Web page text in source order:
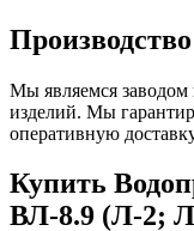
Мы являемся заводом
изделий. Мы
оперативную
Купить
ВЛ-8.9 (Л-2;